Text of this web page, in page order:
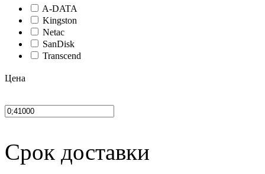
A-DATA
Kingston
Netac
SanDisk
Transcend
Цена
Срок доставки